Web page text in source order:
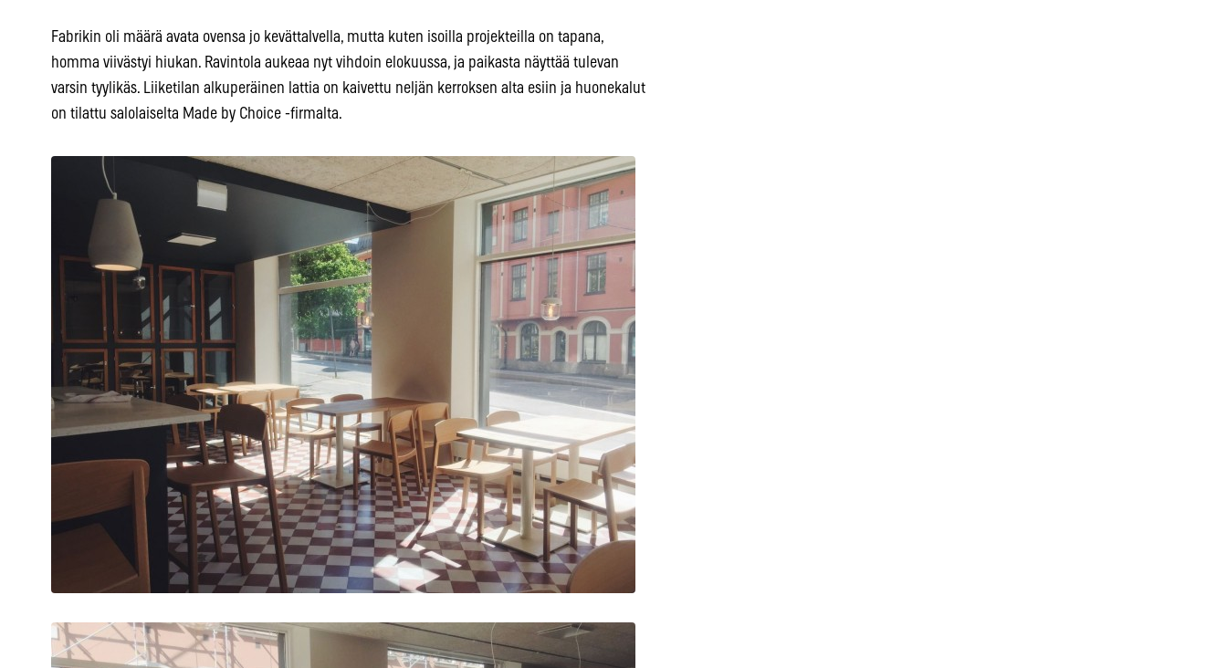
Fabrikin oli määrä avata ovensa jo kevättalvella, mutta kuten isoilla projekteilla on tapana,
homma viivästyi hiukan. Ravintola aukeaa nyt vihdoin elokuussa, ja paikasta näyttää tulevan
varsin tyylikäs. Liiketilan alkuperäinen lattia on kaivettu neljän kerroksen alta esiin ja huonekalut
on tilattu salolaiselta Made by Choice -firmalta.